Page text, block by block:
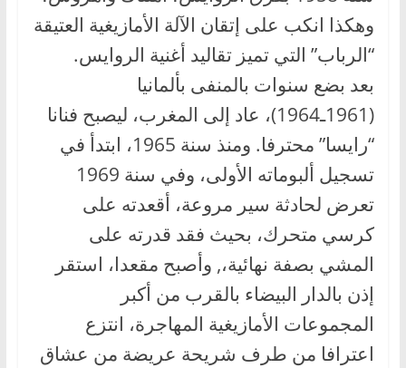
وهكذا انكب على إتقان الآلة الأمازيغية العتيقة
“الرباب” التي تميز تقاليد أغنية الروايس.
بعد بضع سنوات بالمنفى بألمانيا
(1961ـ1964)، عاد إلى المغرب، ليصبح فنانا
“رايسا” محترفا. ومنذ سنة 1965، ابتدأ في
تسجيل ألبوماته الأولى، وفي سنة 1969
تعرض لحادثة سير مروعة، أقعدته على
كرسي متحرك، بحيث فقد قدرته على
المشي بصفة نهائية،, وأصبح مقعدا، استقر
إذن بالدار البيضاء بالقرب من أكبر
المجموعات الأمازيغية المهاجرة، انتزع
اعترافا من طرف شريحة عريضة من عشاق